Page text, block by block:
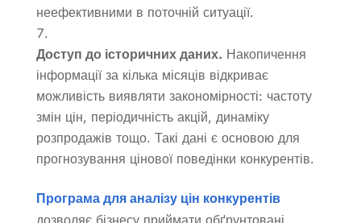
неефективними в поточній ситуації.
Доступ до історичних даних. Накопичення
інформації за кілька місяців відкриває
можливість виявляти закономірності: частоту
змін цін, періодичність акцій, динаміку
розпродажів тощо. Такі дані є основою для
прогнозування цінової поведінки конкурентів.
Програма для аналізу цін конкурентів
дозволяє бізнесу приймати обґрунтовані